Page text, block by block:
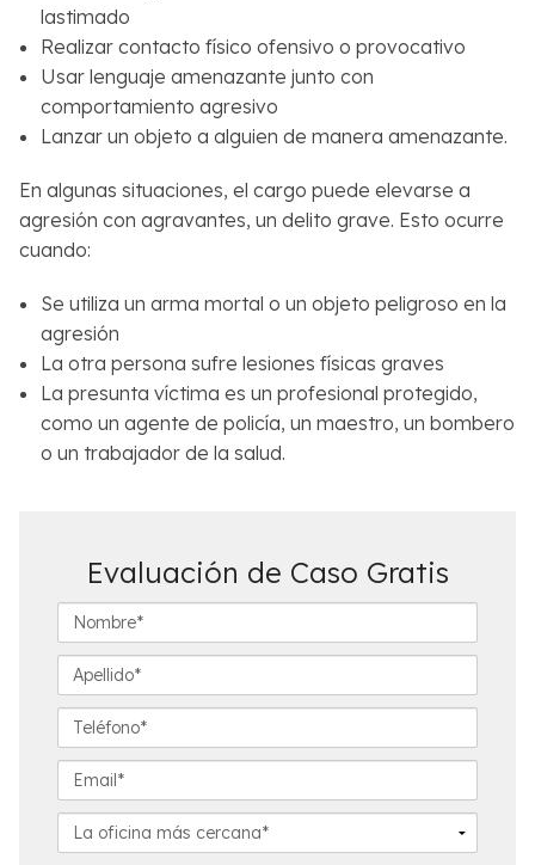
lastimado
Realizar contacto físico ofensivo o provocativo
Usar lenguaje amenazante junto con
comportamiento agresivo
Lanzar un objeto a alguien de manera amenazante.
En algunas situaciones, el cargo puede elevarse a
agresión con agravantes, un delito grave. Esto ocurre
cuando:
Se utiliza un arma mortal o un objeto peligroso en la
agresión
La otra persona sufre lesiones físicas graves
La presunta víctima es un profesional protegido,
como un agente de policía, un maestro, un bombero
o un trabajador de la salud.
Evaluación de Caso Gratis
o
m
r
*
p
e
l
d
e
l
f
m
a
a